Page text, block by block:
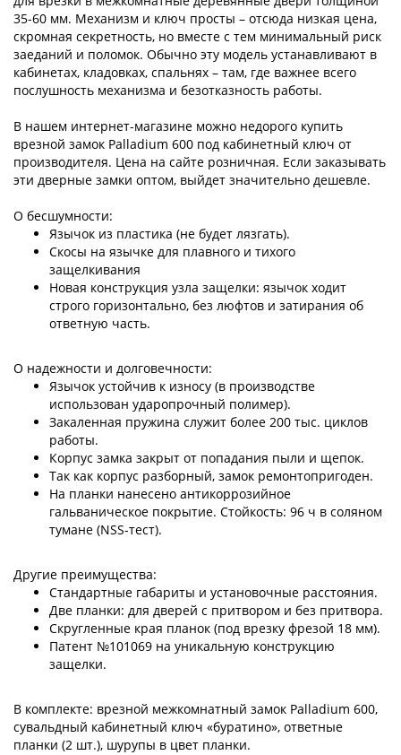
35-60 мм. Механизм и ключ просты – отсюда низкая цена,
скромная секретность, но вместе с тем минимальный риск
заеданий и поломок. Обычно эту модель устанавливают в
кабинетах, кладовках, спальнях – там, где важнее всего
послушность механизма и безотказность работы.
В нашем интернет-магазине можно недорого купить
врезной замок Palladium 600 под кабинетный ключ от
производителя. Цена на сайте розничная. Если заказывать
эти дверные замки оптом, выйдет значительно дешевле.
О бесшумности:
Язычок из пластика (не будет лязгать).
Скосы на язычке для плавного и тихого
защелкивания
Новая конструкция узла защелки: язычок ходит
строго горизонтально, без люфтов и затирания об
ответную часть.
О надежности и долговечности:
Язычок устойчив к износу (в производстве
использован ударопрочный полимер).
Закаленная пружина служит более 200 тыс. циклов
работы.
Корпус замка закрыт от попадания пыли и щепок.
Так как корпус разборный, замок ремонтопригоден.
На планки нанесено антикоррозийное
гальваническое покрытие. Стойкость: 96 ч в соляном
тумане (NSS-тест).
Другие преимущества:
Стандартные габариты и установочные расстояния.
Две планки: для дверей с притвором и без притвора.
Скругленные края планок (под врезку фрезой 18 мм).
Патент №101069 на уникальную конструкцию
защелки.
В комплекте: врезной межкомнатный замок Palladium 600,
сувальдный кабинетный ключ «буратино», ответные
планки (2 шт.), шурупы в цвет планки.